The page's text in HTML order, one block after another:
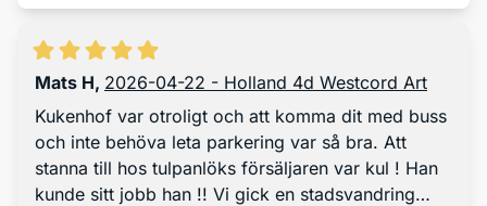
Mats H, 2026-04-22 - Holland 4d Westcord Art
Kukenhof var otroligt och att komma dit med buss
och inte behöva leta parkering var så bra. Att
stanna till hos tulpanlöks försäljaren var kul ! Han
kunde sitt jobb han !! Vi gick en stadsvandring